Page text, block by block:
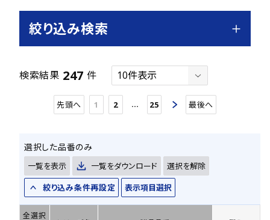
絞り込み検索
検索結果 247 件
先頭へ 1 2 … 25 最後へ
選択した品番のみ
一覧を表示 一覧をダウンロード
選択を解除
絞り込み条件再設定
表示項目選択
全選択